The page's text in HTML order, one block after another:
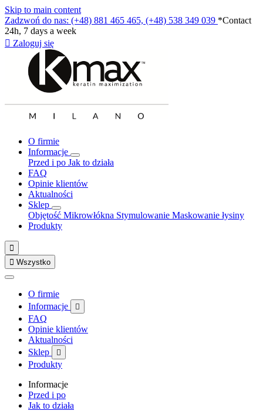
Skip to main content
Zadzwoń do nas: (+48) 881 465 465, (+48) 538 349 039 *Contact
24h, 7 days a week
 Zaloguj się
O firmie
Informacje
Przed i po Jak to działa
FAQ
Opinie klientów
Aktualności
Sklep
Objętość Mikrowłókna Stymulowanie Maskowanie łysiny
Produkty

 Wszystko
O firmie
Informacje

FAQ
Opinie klientów
Aktualności
Sklep

Produkty
Informacje
Przed i po
Jak to działa